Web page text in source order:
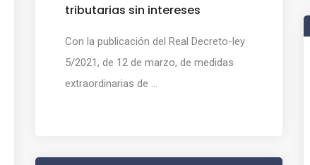
tributarias sin intereses
Con la publicación del Real Decreto-ley
5/2021, de 12 de marzo, de medidas
extraordinarias de ...